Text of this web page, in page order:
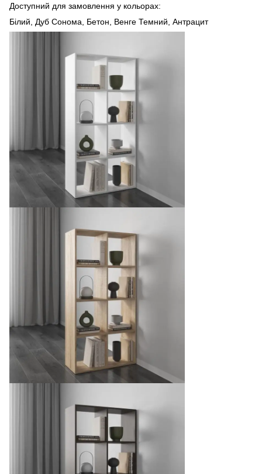
Доступний для замовлення у кольорах:
Білий, Дуб Сонома, Бетон, Венге Темний, Антрацит